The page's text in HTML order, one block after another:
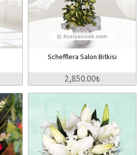
Schefflera Salon Bitkisi
2,850.00₺